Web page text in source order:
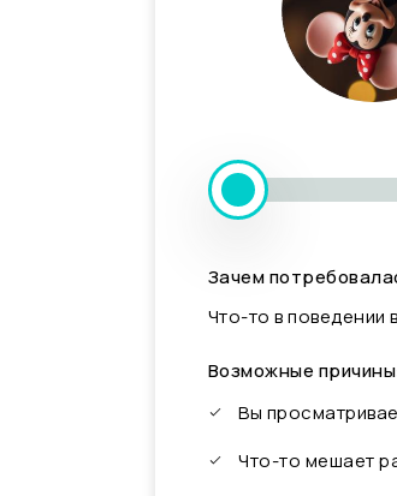
Зачем
Что-то в поведении
Возможные
Вы
Что-то мешает